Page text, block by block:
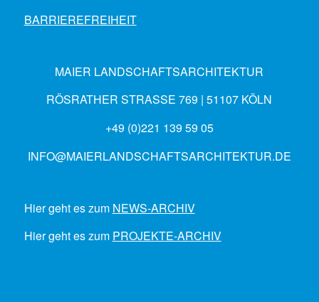
BARRIEREFREIHEIT
MAIER LANDSCHAFTSARCHITEKTUR
RÖSRATHER STRASSE 769 | 51107 KÖLN
+49 (0)221 139 59 05
INFO@MAIERLANDSCHAFTSARCHITEKTUR.DE
Hier geht es zum NEWS-ARCHIV
Hier geht es zum PROJEKTE-ARCHIV